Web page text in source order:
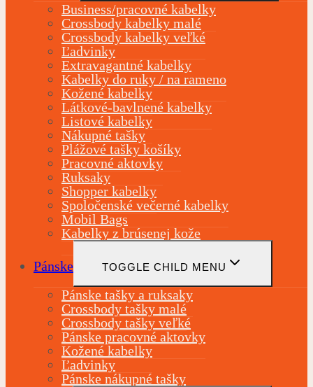
Business/pracovné kabelky
Crossbody kabelky malé
Crossbody kabelky veľké
Ľadvinky
Extravagantné kabelky
Kabelky do ruky / na rameno
Kožené kabelky
Látkové-bavlnené kabelky
Listové kabelky
Nákupné tašky
Plážové tašky košíky
Pracovné aktovky
Ruksaky
Shopper kabelky
Spoločenské večerné kabelky
Mobil Bags
Kabelky z brúsenej kože
Pánske TOGGLE CHILD MENU
Pánske tašky a ruksaky
Crossbody tašky malé
Crossbody tašky veľké
Pánske pracovné aktovky
Kožené kabelky
Ľadvinky
Pánske nákupné tašky